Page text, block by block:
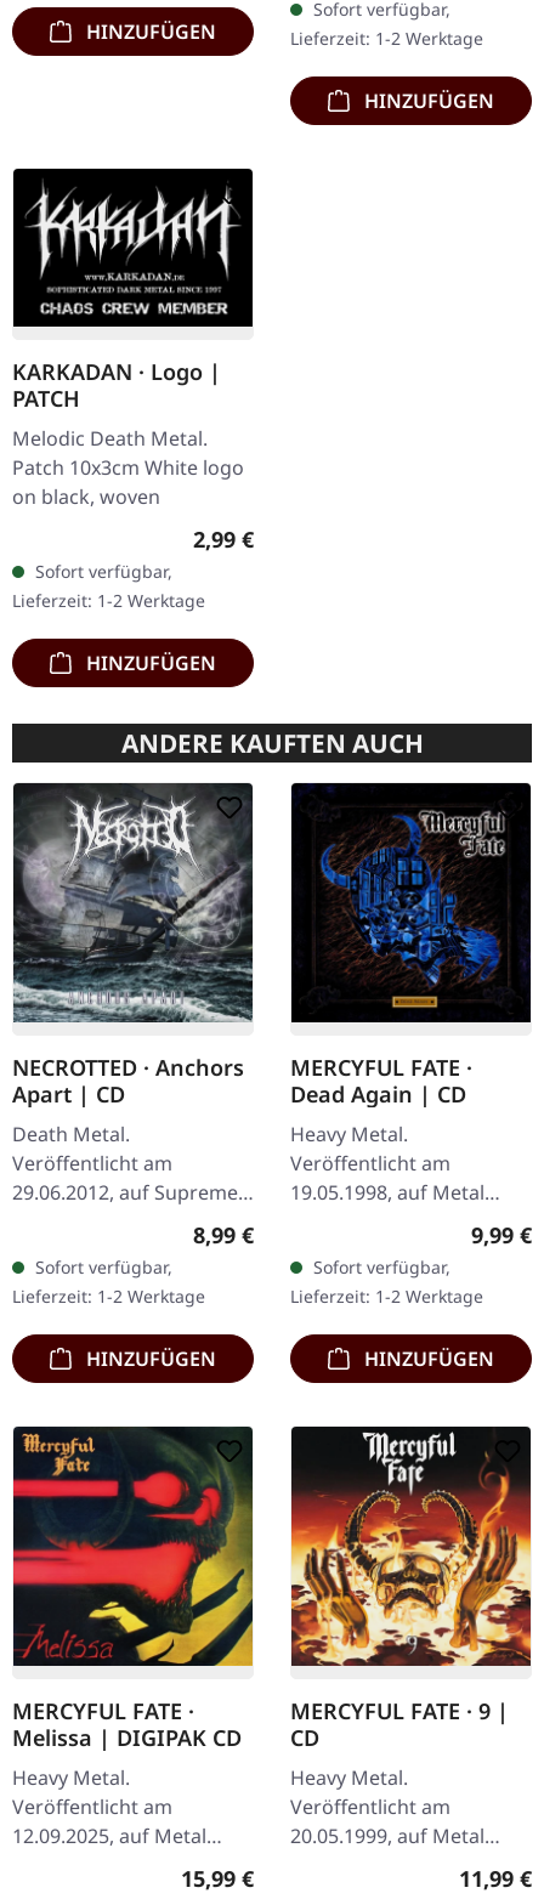
HINZUFÜGEN
Sofort verfügbar,
Lieferzeit: 1-2 Werktage
HINZUFÜGEN
KARKADAN · Logo |
PATCH
Melodic Death Metal.
Patch 10x3cm White logo
on black, woven
Regulärer Preis:
2,99 €
Sofort verfügbar,
Lieferzeit: 1-2 Werktage
HINZUFÜGEN
ANDERE KAUFTEN AUCH
NECROTTED · Anchors
Apart | CD
Death Metal.
Veröffentlicht am
29.06.2012, auf Supreme
Chaos Records. CD im
Jewelcase mit 8-seitigem
Booklet. Hier gibt es nicht
weniger als modernen…
Regulärer Preis:
8,99 €
Sofort verfügbar,
Lieferzeit: 1-2 Werktage
HINZUFÜGEN
MERCYFUL FATE ·
Dead Again | CD
Heavy Metal.
Veröffentlicht am
19.05.1998, auf Metal
Blade Records. CD im
Standard-Jewelcase.
Mercyful Fate kehren mit
„Dead Again" zurück
und…
9,99 €
Sofort verfügbar,
Lieferzeit: 1-2 Werktage
HINZUFÜGEN
MERCYFUL FATE ·
Melissa | DIGIPAK CD
Heavy Metal.
Veröffentlicht am
12.09.2025, auf Metal
Blade Records. CD imRegulärer Preis:
15,99 €
MERCYFUL FATE · 9 |
CD
Heavy Metal.
Veröffentlicht am
20.05.1999, auf Metal
Blade Records. CD im11,99 €